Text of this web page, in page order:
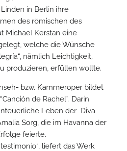
in Berlin ihre
des römischen des
Michael Kerstan eine
welche die Wünsche
nämlich Leichtigkeit,
produzieren, erfüllen wollte.
bzw. Kammeroper bildet
de Rachel”. Darin
Leben der Diva
Sorg, die im Havanna der
feierte.
liefert das Werk